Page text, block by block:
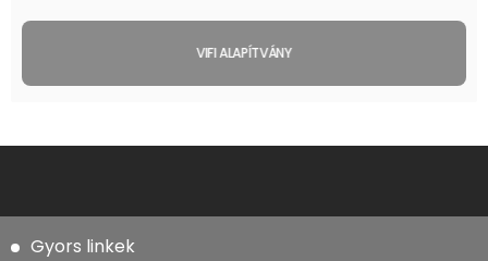
VIFI ALAPÍTVÁNY
Gyors linkek